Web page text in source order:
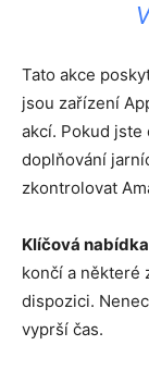
Tato akce
jsou zařízení
akcí. Pokud
doplňování
zkontrolovat
Klíčová
končí a některé
dispozici.
vyprší čas.